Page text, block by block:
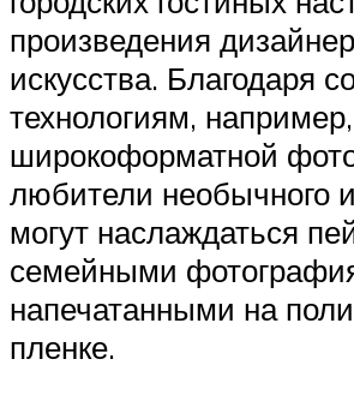
произведения
искусства. Благодаря
технологиям, например,
широкоформатной
любители необычного
могут наслаждаться
семейными
напечатанными на
пленке.